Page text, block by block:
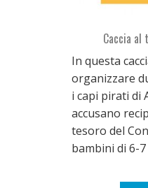
Caccia
In questa
organizzare
i capi pirati di
accusano
tesoro del
bambini di 6-